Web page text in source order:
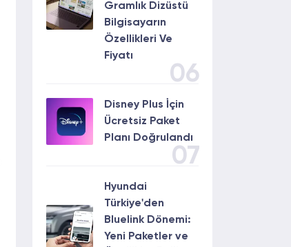
Gramlık Dizüstü
Bilgisayarın
Özellikleri Ve
Fiyatı
06
Disney Plus İçin
Ücretsiz Paket
Planı Doğrulandı
07
Hyundai
Türkiye'den
Bluelink Dönemi:
Yeni Paketler ve